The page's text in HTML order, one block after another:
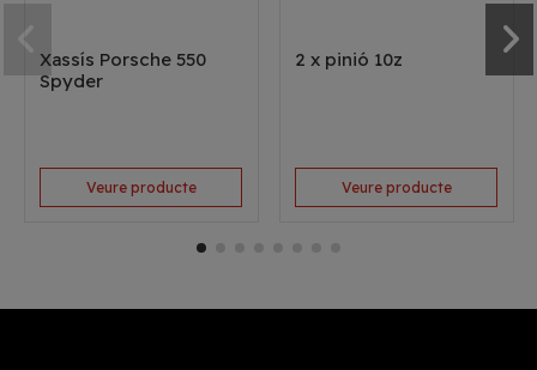
Xassís Porsche 550
Spyder
Veure producte
2 x pinió 10z
Veure producte